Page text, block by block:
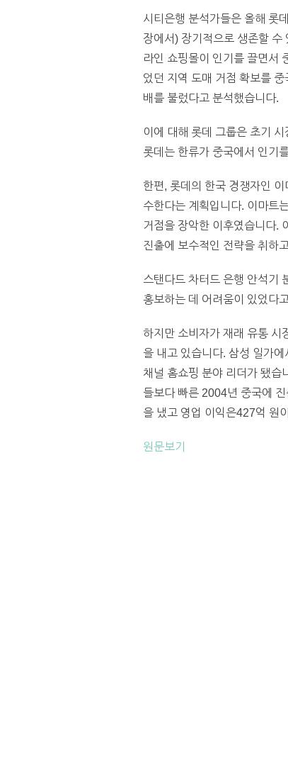
시티은행 분석가들은 올해 롯
장에서) 장기적으로 생존할 수
라인 쇼핑몰이 인기를 끌면서
었던 지역 도매 거점 확보를
배를 불렀다고 분석했습니다.
이에 대해 롯데 그룹은 초기
롯데는 한류가 중국에서 인기
한편, 롯데의 한국 경쟁자인
수한다는 계획입니다. 이마트
거점을 장악한 이후였습니다.
진출에 보수적인 전략을 취하
스탠다드 차터드 은행 안석기
홍보하는 데 어려움이 있었다
하지만 소비자가 재래 유통 시
을 내고 있습니다. 삼성 일가
채널 홈쇼핑 분야 리더가 됐습
들보다 빠른 2004년 중국에
을 냈고 영업 이익은427억 원
원문보기